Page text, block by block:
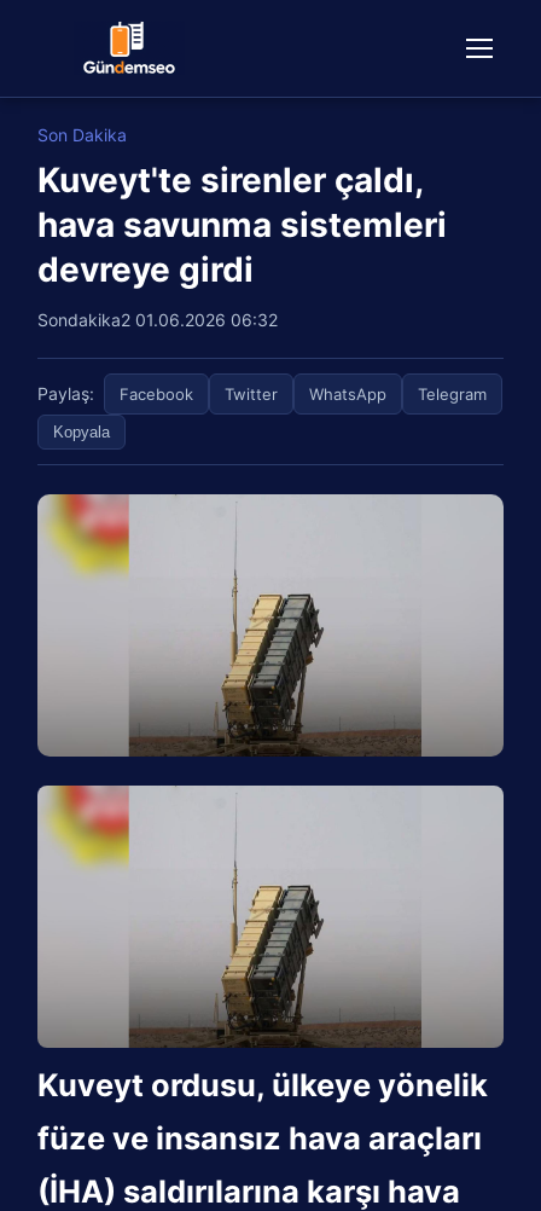
Son Dakika
Kuveyt'te sirenler çaldı,
hava savunma sistemleri
devreye girdi
Sondakika2 01.06.2026 06:32
Paylaş: Facebook Twitter WhatsApp Telegram
Kopyala
Kuveyt ordusu, ülkeye yönelik
füze ve insansız hava araçları
(İHA) saldırılarına karşı hava